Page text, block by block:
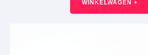
WINKELWAGEN +